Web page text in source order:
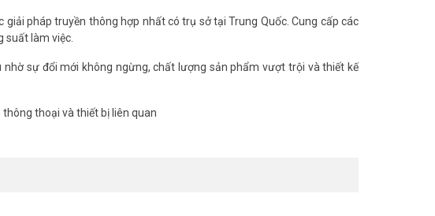
giải pháp truyền thông hợp nhất có trụ sở tại Trung Quốc. Cung cấp các
suất làm việc.
sự đổi mới không ngừng, chất lượng sản phẩm vượt trội và thiết kế
thông thoại và thiết bị liên quan